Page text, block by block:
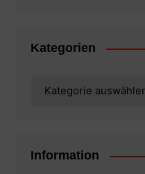
Kategorien
Information